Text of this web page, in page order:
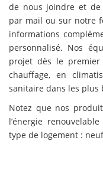
de nous joindre et de
par mail ou sur notre
informations
personnalisé. Nos
projet dès le
chauffage, en
sanitaire dans les plus
Notez que nos
l’énergie
type de logement :